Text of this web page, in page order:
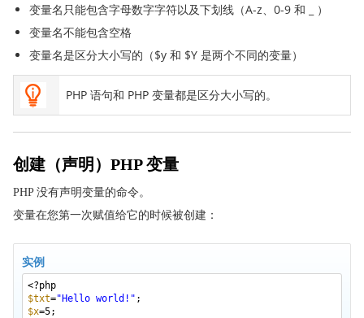
PHP 7 新特性
PHP 多维数组
PHP 多维数组
PHP 包含
PHP 文件
PHP 文件上传
PHP Session
PHP E-Mail
PHP 安全 E-mails
变量名只能包含字母数字字符以及下划线（A-z、0-9 和 _ ）
变量名不能包含空格
变量名是区分大小写的（$y 和 $Y 是两个不同的变量）
PHP 语句和 PHP 变量都是区分大小写的。
创建（声明）PHP 变量
PHP 没有声明变量的命令。
变量在您第一次赋值给它的时候被创建：
实例
<?php
$txt="Hello world!" ;
$x=5;